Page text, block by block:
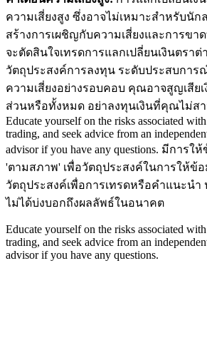
ความเสี่ยงสูง ซึ่งอาจไม่เหมาะสำหรับนัก
สร้างการเผชิญกับความเสี่ยงและการข
จะตัดสินใจเทรดการแลกเปลี่ยนเงินตรา
วัตถุประสงค์การลงทุน ระดับประสบการ
ความเสี่ยงอย่างรอบคอบ คุณอาจสูญเสีย
ส่วนหรือทั้งหมด อย่าลงทุนเงินที่คุณไม่ส
Educate yourself on the risks associated
trading, and seek advice from an
advisor if you have any questions. มีการให้
'ตามสภาพ' เพื่อวัตถุประสงค์ในการให้ข้
วัตถุประสงค์เพื่อการเทรดหรือคำแนะน
ไม่ได้บ่งบอกถึงผลลัพธ์ในอนาคต
Educate yourself on the risks associated
trading, and seek advice from an
advisor if you have any questions.